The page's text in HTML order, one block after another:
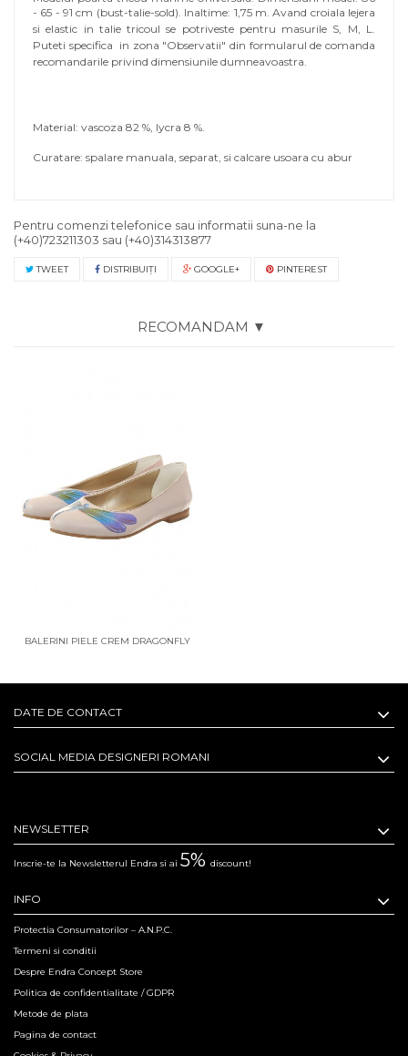
- 65 - 91 cm (bust-talie-sold). Inaltime: 1,75 m. Avand croiala lejera
si elastic in talie tricoul se potriveste pentru masurile S, M, L.
Puteti specifica in zona "Observatii" din formularul de comanda
recomandarile privind dimensiunile dumneavoastra.
Material: vascoza 82 %, lycra 8 %.
Curatare: spalare manuala, separat, si calcare usoara cu abur
Pentru comenzi telefonice sau informatii suna-ne la
(+40)723211303 sau (+40)314313877
TWEET DISTRIBUIŢI GOOGLE+ PINTEREST
RECOMANDAM ▼
BALERINI PIELE CREM DRAGONFLY
DATE DE CONTACT
SOCIAL MEDIA DESIGNERI ROMANI
NEWSLETTER
Inscrie-te la Newsletterul Endra si ai 5% discount!
INFO
Protectia Consumatorilor – A.N.P.C.
Termeni si conditii
Despre Endra Concept Store
Politica de confidentialitate / GDPR
Metode de plata
Pagina de contact